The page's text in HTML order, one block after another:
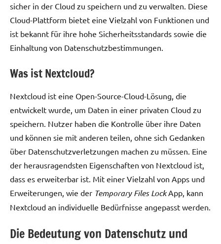
sicher in der Cloud zu speichern und zu verwalten. Diese
Cloud-Plattform bietet eine Vielzahl von Funktionen und
ist bekannt für ihre hohe Sicherheitsstandards sowie die
Einhaltung von Datenschutzbestimmungen.
Was ist Nextcloud?
Nextcloud ist eine Open-Source-Cloud-Lösung, die
entwickelt wurde, um Daten in einer privaten Cloud zu
speichern. Nutzer haben die Kontrolle über ihre Daten
und können sie mit anderen teilen, ohne sich Gedanken
über Datenschutzverletzungen machen zu müssen. Eine
der herausragendsten Eigenschaften von Nextcloud ist,
dass es erweiterbar ist. Mit einer Vielzahl von Apps und
Erweiterungen, wie der Temporary Files LockApp, kann
Nextcloud an individuelle Bedürfnisse angepasst werden.
Die Bedeutung von Datenschutz und